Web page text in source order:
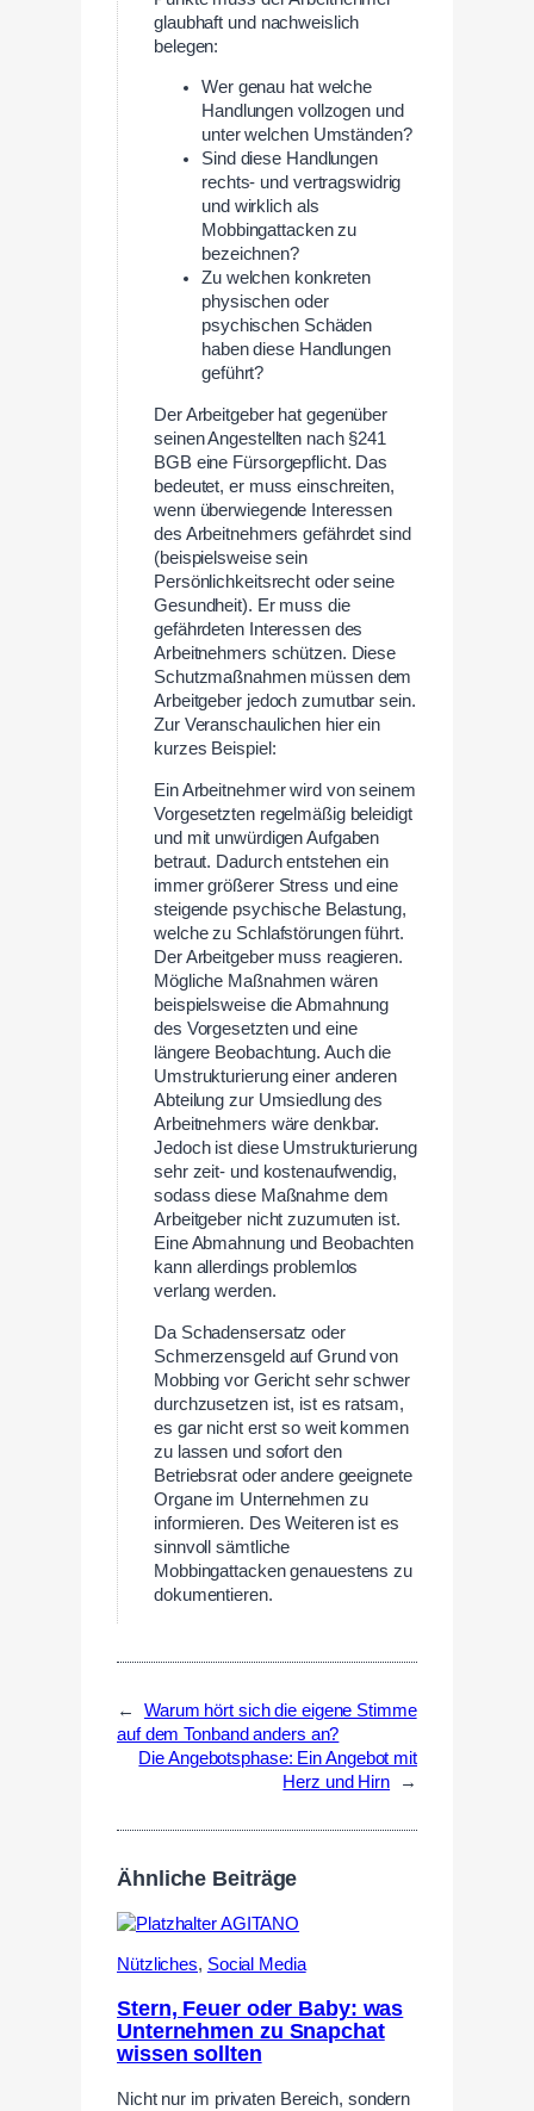
glaubhaft und nachweislich
belegen:
Wer genau hat welche
Handlungen vollzogen und
unter welchen Umständen?
Sind diese Handlungen
rechts- und vertragswidrig
und wirklich als
Mobbingattacken zu
bezeichnen?
Zu welchen konkreten
physischen oder
psychischen Schäden
haben diese Handlungen
geführt?
Der Arbeitgeber hat gegenüber
seinen Angestellten nach §241
BGB eine Fürsorgepflicht. Das
bedeutet, er muss einschreiten,
wenn überwiegende Interessen
des Arbeitnehmers gefährdet sind
(beispielsweise sein
Persönlichkeitsrecht oder seine
Gesundheit). Er muss die
gefährdeten Interessen des
Arbeitnehmers schützen. Diese
Schutzmaßnahmen müssen dem
Arbeitgeber jedoch zumutbar sein.
Zur Veranschaulichen hier ein
kurzes Beispiel:
Ein Arbeitnehmer wird von seinem
Vorgesetzten regelmäßig beleidigt
und mit unwürdigen Aufgaben
betraut. Dadurch entstehen ein
immer größerer Stress und eine
steigende psychische Belastung,
welche zu Schlafstörungen führt.
Der Arbeitgeber muss reagieren.
Mögliche Maßnahmen wären
beispielsweise die Abmahnung
des Vorgesetzten und eine
längere Beobachtung. Auch die
Umstrukturierung einer anderen
Abteilung zur Umsiedlung des
Arbeitnehmers wäre denkbar.
Jedoch ist diese Umstrukturierung
sehr zeit- und kostenaufwendig,
sodass diese Maßnahme dem
Arbeitgeber nicht zuzumuten ist.
Eine Abmahnung und Beobachten
kann allerdings problemlos
verlang werden.
Da Schadensersatz oder
Schmerzensgeld auf Grund von
Mobbing vor Gericht sehr schwer
durchzusetzen ist, ist es ratsam,
es gar nicht erst so weit kommen
zu lassen und sofort den
Betriebsrat oder andere geeignete
Organe im Unternehmen zu
informieren. Des Weiteren ist es
sinnvoll sämtliche
Mobbingattacken genauestens zu
dokumentieren.
←
Warum hört sich die eigene Stimme
auf dem Tonband anders an?
Die Angebotsphase: Ein Angebot mit
Herz und Hirn
→
Ähnliche Beiträge
Nützliches, Social Media
Stern, Feuer oder Baby: was
Unternehmen zu Snapchat
wissen sollten
Nicht nur im privaten Bereich, sondern